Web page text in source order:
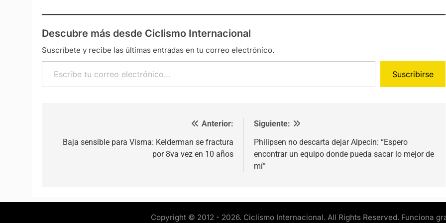
Descubre más desde Ciclismo Internacional
Suscríbete y recibe las últimas entradas en tu correo electrónico.
Escribe tu correo electrónico…
Suscribirse
Anterior:
Baja sensible para Visma: Kelderman se fractura
por 8va vez en 10 años
Siguiente:
Philipsen no descarta dejar Alpecin: “Espero
encontrar un equipo donde pueda sacar lo mejor de
mí”
Copyright © 2012 - 2026. Ciclismo Internacional. All Rights Reserved. Funciona